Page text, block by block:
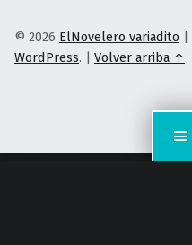
© 2026 ElNovelero variadito |
WordPress. | Volver arriba ↑